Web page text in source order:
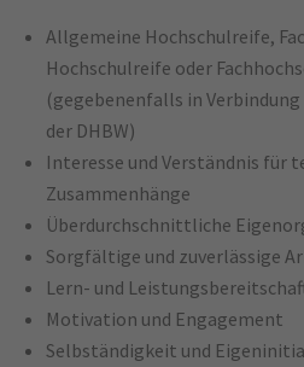
Allgemeine Hochschulreife,
Hochschulreife oder
(gegebenenfalls in
der DHBW)
Interesse und Verständnis für
Zusammenhänge
Überdurchschnittliche
Sorgfältige und zuverlässige
Lern- und
Motivation und Engagement
Selbständigkeit und